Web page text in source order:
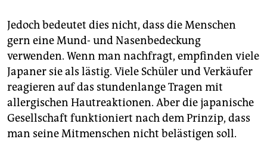
Jedoch bedeutet dies nicht, dass die Menschen
gern eine Mund- und Nasenbedeckung
verwenden. Wenn man nachfragt, empfinden viele
Japaner sie als lästig. Viele Schüler und Verkäufer
reagieren auf das stundenlange Tragen mit
allergischen Hautreaktionen. Aber die japanische
Gesellschaft funktioniert nach dem Prinzip, dass
man seine Mitmenschen nicht belästigen soll.